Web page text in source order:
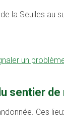
la Seulles au
un
sentier
Ces